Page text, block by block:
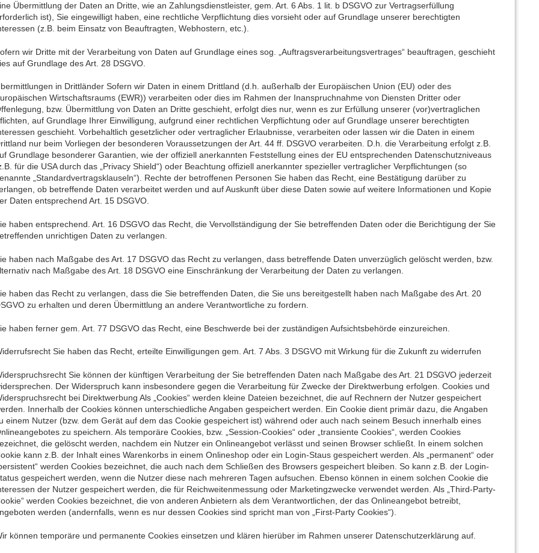
Übermittlung der Daten an Dritte, wie an Zahlungsdienstleister, gem. Art. 6 Abs. 1 lit. b DSGVO zur Vertragserfüllung
ist), Sie eingewilligt haben, eine rechtliche Verpflichtung dies vorsieht oder auf Grundlage unserer berechtigten
(z.B. beim Einsatz von Beauftragten, Webhostern, etc.).
wir Dritte mit der Verarbeitung von Daten auf Grundlage eines sog. „Auftragsverarbeitungsvertrages“ beauftragen, geschieht
auf Grundlage des Art. 28 DSGVO.
in Drittländer Sofern wir Daten in einem Drittland (d.h. außerhalb der Europäischen Union (EU) oder des
Wirtschaftsraums (EWR)) verarbeiten oder dies im Rahmen der Inanspruchnahme von Diensten Dritter oder
bzw. Übermittlung von Daten an Dritte geschieht, erfolgt dies nur, wenn es zur Erfüllung unserer (vor)vertraglichen
auf Grundlage Ihrer Einwilligung, aufgrund einer rechtlichen Verpflichtung oder auf Grundlage unserer berechtigten
geschieht. Vorbehaltlich gesetzlicher oder vertraglicher Erlaubnisse, verarbeiten oder lassen wir die Daten in einem
nur beim Vorliegen der besonderen Voraussetzungen der Art. 44 ff. DSGVO verarbeiten. D.h. die Verarbeitung erfolgt z.B.
Grundlage besonderer Garantien, wie der offiziell anerkannten Feststellung eines der EU entsprechenden Datenschutzniveaus
für die USA durch das „Privacy Shield“) oder Beachtung offiziell anerkannter spezieller vertraglicher Verpflichtungen (so
„Standardvertragsklauseln“). Rechte der betroffenen Personen Sie haben das Recht, eine Bestätigung darüber zu
ob betreffende Daten verarbeitet werden und auf Auskunft über diese Daten sowie auf weitere Informationen und Kopie
Daten entsprechend Art. 15 DSGVO.
haben entsprechend. Art. 16 DSGVO das Recht, die Vervollständigung der Sie betreffenden Daten oder die Berichtigung der Sie
unrichtigen Daten zu verlangen.
haben nach Maßgabe des Art. 17 DSGVO das Recht zu verlangen, dass betreffende Daten unverzüglich gelöscht werden, bzw.
nach Maßgabe des Art. 18 DSGVO eine Einschränkung der Verarbeitung der Daten zu verlangen.
haben das Recht zu verlangen, dass die Sie betreffenden Daten, die Sie uns bereitgestellt haben nach Maßgabe des Art. 20
zu erhalten und deren Übermittlung an andere Verantwortliche zu fordern.
haben ferner gem. Art. 77 DSGVO das Recht, eine Beschwerde bei der zuständigen Aufsichtsbehörde einzureichen.
Sie haben das Recht, erteilte Einwilligungen gem. Art. 7 Abs. 3 DSGVO mit Wirkung für die Zukunft zu widerrufen
Sie können der künftigen Verarbeitung der Sie betreffenden Daten nach Maßgabe des Art. 21 DSGVO jederzeit
Der Widerspruch kann insbesondere gegen die Verarbeitung für Zwecke der Direktwerbung erfolgen. Cookies und
bei Direktwerbung Als „Cookies“ werden kleine Dateien bezeichnet, die auf Rechnern der Nutzer gespeichert
Innerhalb der Cookies können unterschiedliche Angaben gespeichert werden. Ein Cookie dient primär dazu, die Angaben
einem Nutzer (bzw. dem Gerät auf dem das Cookie gespeichert ist) während oder auch nach seinem Besuch innerhalb eines
zu speichern. Als temporäre Cookies, bzw. „Session-Cookies“ oder „transiente Cookies“, werden Cookies
die gelöscht werden, nachdem ein Nutzer ein Onlineangebot verlässt und seinen Browser schließt. In einem solchen
kann z.B. der Inhalt eines Warenkorbs in einem Onlineshop oder ein Login-Staus gespeichert werden. Als „permanent“ oder
werden Cookies bezeichnet, die auch nach dem Schließen des Browsers gespeichert bleiben. So kann z.B. der Login-
gespeichert werden, wenn die Nutzer diese nach mehreren Tagen aufsuchen. Ebenso können in einem solchen Cookie die
der Nutzer gespeichert werden, die für Reichweitenmessung oder Marketingzwecke verwendet werden. Als „Third-Party-
werden Cookies bezeichnet, die von anderen Anbietern als dem Verantwortlichen, der das Onlineangebot betreibt,
werden (andernfalls, wenn es nur dessen Cookies sind spricht man von „First-Party Cookies“).
können temporäre und permanente Cookies einsetzen und klären hierüber im Rahmen unserer Datenschutzerklärung auf.